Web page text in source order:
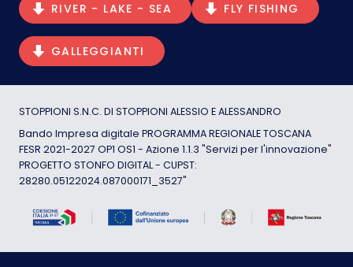
RIVER - LAKE - SEA FLY FISHING
GALLEGGIANTI
STOPPIONI S.N.C. DI STOPPIONI ALESSIO E ALESSANDRO
Bando Impresa digitale PROGRAMMA REGIONALE TOSCANA
FESR 2021-2027 OP1 OS1 - Azione 1.1.3 "Servizi per l'innovazione"
PROGETTO STONFO DIGITAL - CUPST:
28280.05122024.087000171_3527"